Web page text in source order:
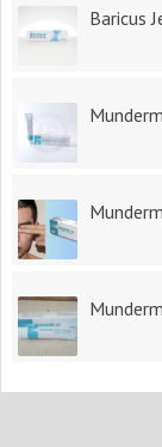
Baricus